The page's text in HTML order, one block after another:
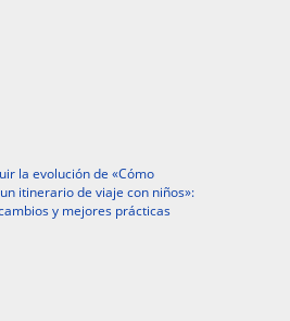
la evolución de «Cómo
itinerario de viaje con niños»:
y mejores prácticas